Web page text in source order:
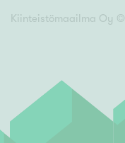
Kiinteistömaailma Oy ©